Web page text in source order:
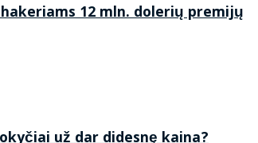
12 mln. dolerių premijų